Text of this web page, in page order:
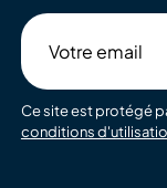
email
Ce site est protégé
conditions